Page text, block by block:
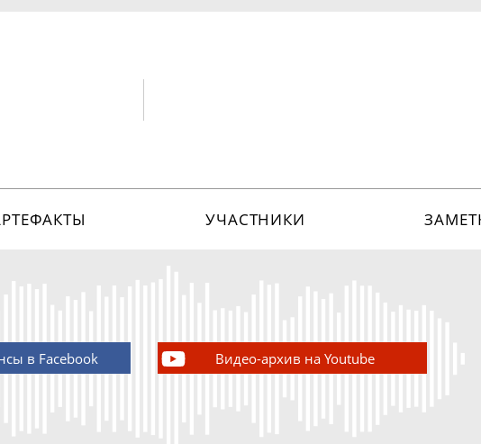
УЧАСТНИКИ
в Facebook Видео-архив на Youtube